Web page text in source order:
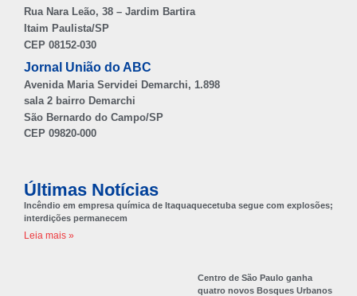
Rua Nara Leão, 38 – Jardim Bartira
Itaim Paulista/SP
CEP 08152-030
Jornal União do ABC
Avenida Maria Servidei Demarchi, 1.898
sala 2 bairro Demarchi
São Bernardo do Campo/SP
CEP 09820-000
Últimas Notícias
Incêndio em empresa química de Itaquaquecetuba segue com explosões;
interdições permanecem
Leia mais »
Centro de São Paulo ganha
quatro novos Bosques Urbanos